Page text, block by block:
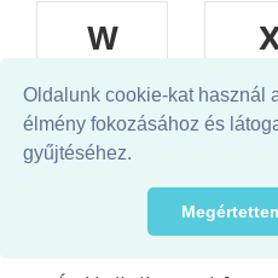
Oldalunk cookie-kat használ
élmény fokozásához és
gyűjtéséhez.
W
Z